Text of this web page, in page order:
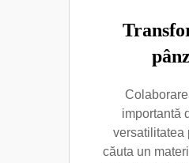
importantă
versatilitatea
căuta un